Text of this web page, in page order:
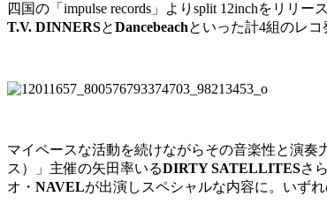
四国の「impulse records」よりsplit 12inchをリリー
T.V. DINNERSとDancebeachといった計4組のレコ
マイペースな活動を続けながらその音楽性と演奏
ス）」主催の矢田率いるDIRTY SATELLITESさ
オ・ NAVELが出演しスペシャルな内容に。いず